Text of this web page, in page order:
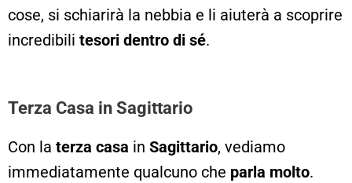
cose, si schiarirà la nebbia e li aiuterà a scoprire
incredibili tesori dentro di sé.
Terza Casa in Sagittario
Con la terza casa in Sagittario, vediamo
immediatamente qualcuno che parla molto.